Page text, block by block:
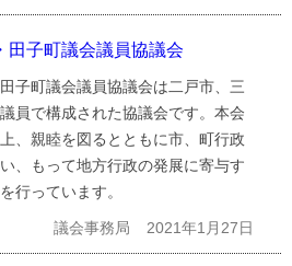
田子町議会議員協議会
子町議会議員協議会は二戸市、三
員で構成された協議会です。本会
、親睦を図るとともに市、町行政
、もって地方行政の発展に寄与す
行っています。
議会事務局 2021年1月27日